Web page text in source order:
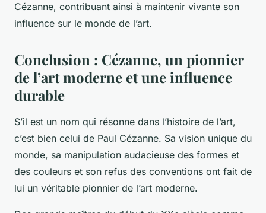
Cézanne, contribuant ainsi à maintenir vivante son
influence sur le monde de l’art.
Conclusion : Cézanne, un pionnier
de l’art moderne et une influence
durable
S’il est un nom qui résonne dans l’histoire de l’art,
c’est bien celui de Paul Cézanne. Sa vision unique du
monde, sa manipulation audacieuse des formes et
des couleurs et son refus des conventions ont fait de
lui un véritable pionnier de l’art moderne.